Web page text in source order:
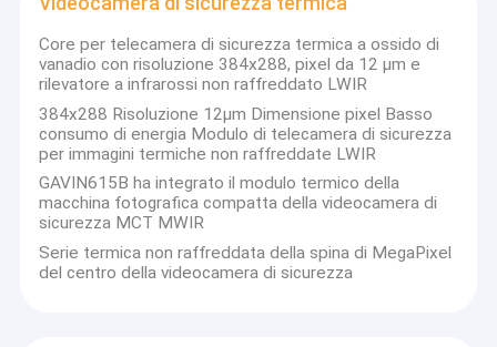
Core per telecamera di sicurezza termica a ossido di
vanadio con risoluzione 384x288, pixel da 12 µm e
rilevatore a infrarossi non raffreddato LWIR
384x288 Risoluzione 12μm Dimensione pixel Basso
consumo di energia Modulo di telecamera di sicurezza
per immagini termiche non raffreddate LWIR
GAVIN615B ha integrato il modulo termico della
macchina fotografica compatta della videocamera di
sicurezza MCT MWIR
Serie termica non raffreddata della spina di MegaPixel
del centro della videocamera di sicurezza